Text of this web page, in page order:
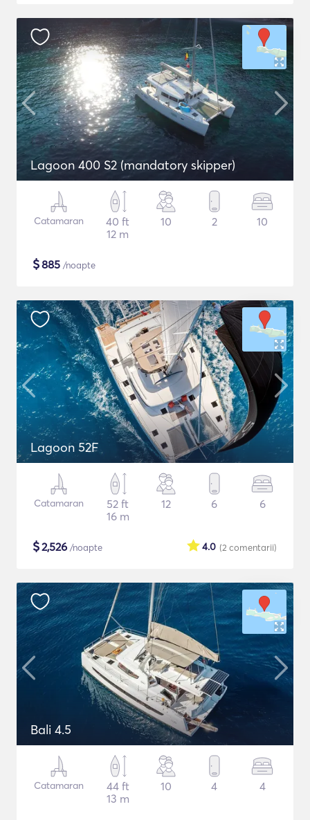
Lagoon 400 S2 (mandatory skipper)
Catamaran
40 ft
12 m
10 2 10
$885 /noapte
Lagoon 52F
Catamaran
52 ft
16 m
12 6 6
$2,526 /noapte (2 comentarii)
4.0
Bali 4.5
Catamaran
44 ft
13 m
10 4 4